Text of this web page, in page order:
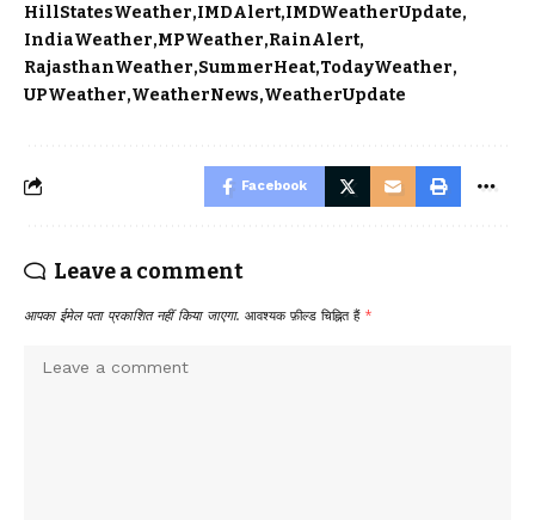
HillStatesWeather IMDAlert IMDWeatherUpdate
IndiaWeather MPWeather RainAlert
RajasthanWeather SummerHeat TodayWeather
UPWeather WeatherNews WeatherUpdate
Facebook
Leave a comment
आपका ईमेल पता प्रकाशित नहीं किया जाएगा. आवश्यक फ़ील्ड चिह्नित हैं *